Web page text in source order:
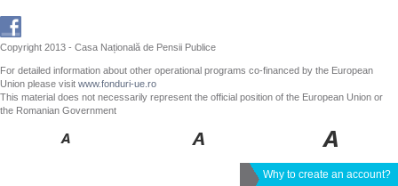
Copyright 2013 - Casa Națională de Pensii Publice
For detailed information about other operational programs co-financed by the European
Union please visit www.fonduri-ue.ro
This material does not necessarily represent the official position of the European Union or
the Romanian Government
Why to create an account?